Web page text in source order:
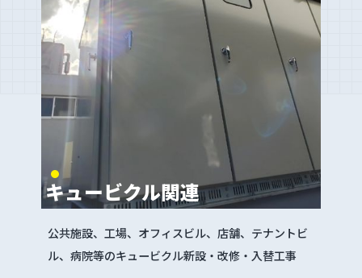
キュービクル関連
公共施設、工場、オフィスビル、店舗、テナントビ
ル、病院等のキュービクル新設・改修・入替工事